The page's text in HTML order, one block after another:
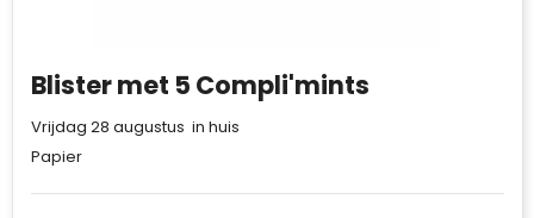
Blister met 5 Compli'mints
Vrijdag 28 augustus in huis
Papier